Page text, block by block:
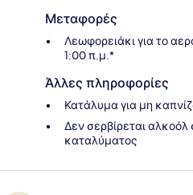
Μεταφορές
Λεωφορειάκι για το
1:00 π.μ.*
Άλλες πληροφορίες
Κατάλυμα για μη
Δεν σερβίρεται
καταλύματος